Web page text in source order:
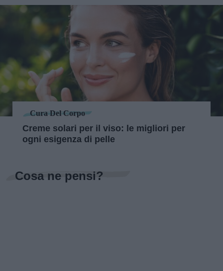
Cura Del Corpo
Creme solari per il viso: le migliori per
ogni esigenza di pelle
Cosa ne pensi?